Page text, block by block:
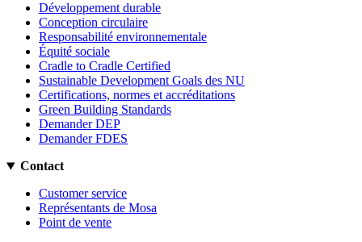
Développement durable
Conception circulaire
Responsabilité environnementale
Équité sociale
Cradle to Cradle Certified
Sustainable Development Goals des NU
Certifications, normes et accréditations
Green Building Standards
Demander DEP
Demander FDES
Contact
Customer service
Représentants de Mosa
Point de vente